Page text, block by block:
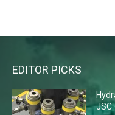
EDITOR PICKS
JSC